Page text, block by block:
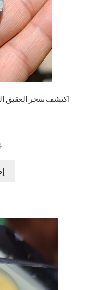
اكتشف سحر العقيق